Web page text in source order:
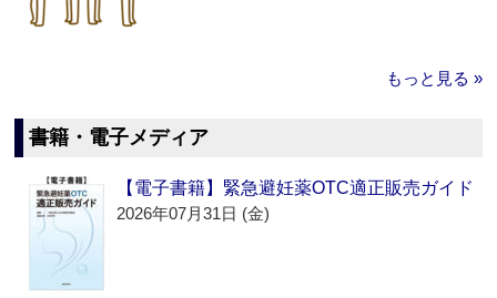
もっと見る »
書籍・電子メディア
【電子書籍】緊急避妊薬OTC適正販売ガイド
2026年07月31日 (金)